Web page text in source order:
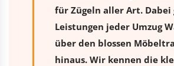
für Zügeln aller Art. Dabei
Leistungen jeder Umzug
über den blossen
hinaus. Wir kennen die